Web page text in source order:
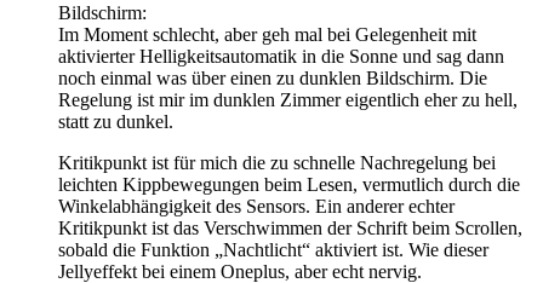
Bildschirm:
Im Moment schlecht, aber geh mal bei Gelegenheit mit
aktivierter Helligkeitsautomatik in die Sonne und sag dann
noch einmal was über einen zu dunklen Bildschirm. Die
Regelung ist mir im dunklen Zimmer eigentlich eher zu hell,
statt zu dunkel.
Kritikpunkt ist für mich die zu schnelle Nachregelung bei
leichten Kippbewegungen beim Lesen, vermutlich durch die
Winkelabhängigkeit des Sensors. Ein anderer echter
Kritikpunkt ist das Verschwimmen der Schrift beim Scrollen,
sobald die Funktion „Nachtlicht“ aktiviert ist. Wie dieser
Jellyeffekt bei einem Oneplus, aber echt nervig.